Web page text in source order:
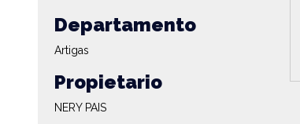
Departamento
Artigas
Propietario
NERY PAIS